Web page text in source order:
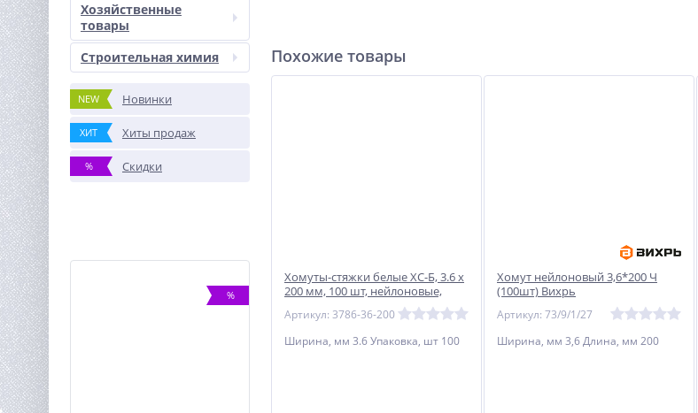
Хозяйственные
товары
Строительная химия
NEW Новинки
ХИТ Хиты продаж
% Скидки
%
Похожие товары
Хомуты-стяжки белые ХС-Б, 3.6 х
200 мм, 100 шт, нейлоновые,
Артикул: 3786-36-200
Ширина, мм 3.6 Упаковка, шт 100
Хомут нейлоновый 3,6*200 Ч
(100шт) Вихрь
Артикул: 73/9/1/27
Ширина, мм 3,6 Длина, мм 200